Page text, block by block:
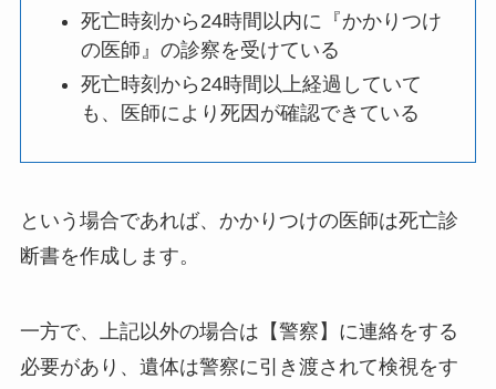
死亡時刻から24時間以内に『かかりつけ
の医師』の診察を受けている
死亡時刻から24時間以上経過していて
も、医師により死因が確認できている
という場合であれば、かかりつけの医師は死亡診
断書を作成します。
一方で、上記以外の場合は【警察】に連絡をする
必要があり、遺体は警察に引き渡されて検視をす